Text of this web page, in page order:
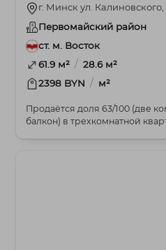
г. Минск ул. Калиновского,
Первомайский район
ст. м. Восток
61.9 м² / 28.6 м²
2398 BYN / м²
Продаётся доля 63/100 (две
балкон) в трехкомнатной